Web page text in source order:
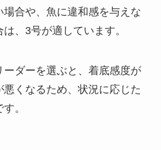
場合や、魚に違和感を与えな
、3号が適しています。
ーダーを選ぶと、着底感度が
くなるため、状況に応じた
。